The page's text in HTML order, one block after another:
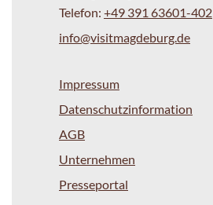
Telefon: +49 391 63601-402
info@visitmagdeburg.de
Impressum
Datenschutzinformation
AGB
Unternehmen
Presseportal